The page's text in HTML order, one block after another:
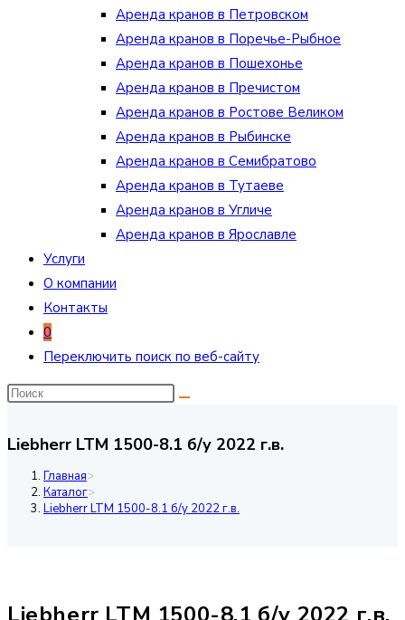
Аренда кранов в Петровском
Аренда кранов в Поречье-Рыбное
Аренда кранов в Пошехонье
Аренда кранов в Пречистом
Аренда кранов в Ростове Великом
Аренда кранов в Рыбинске
Аренда кранов в Семибратово
Аренда кранов в Тутаеве
Аренда кранов в Угличе
Аренда кранов в Ярославле
Услуги
О компании
Контакты
0
Переключить поиск по веб-сайту
Liebherr LTM 1500-8.1 б/у 2022 г.в.
Главная>
Каталог>
Liebherr LTM 1500-8.1 б/у 2022 г.в.